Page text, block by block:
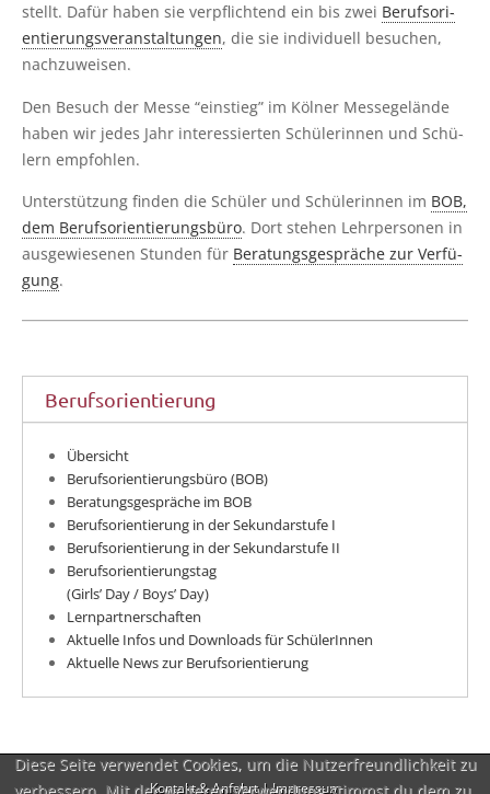
stellt. Dafür haben sie ver­pflich­tend ein bis zwei Berufs­ori­
en­tie­rungs­ver­an­stal­tun­gen, die sie indi­vi­du­ell besu­chen,
nachzuweisen.
Den Besuch der Mes­se “ein­stieg” im Köl­ner Mes­se­ge­län­de
haben wir jedes Jahr inter­es­sier­ten Schü­le­rin­nen und Schü­
lern empfohlen.
Unter­stüt­zung fin­den die Schü­ler und Schü­le­rin­nen im BOB,
dem Berufs­ori­en­tie­rungs­bü­ro. Dort ste­hen Lehr­per­so­nen in
aus­ge­wie­se­nen Stun­den für Bera­tungs­ge­sprä­che zur Ver­fü­
gung.
Berufsorientierung
Übersicht
Berufsorientierungsbüro (BOB)
Beratungsgespräche im BOB
Berufsorientierung in der Sekundarstufe I
Berufsorientierung in der Sekundarstufe II
Berufsorientierungstag
(Girls’ Day / Boys’ Day)
Lernpartnerschaften
Aktuelle Infos und Downloads für SchülerInnen
Aktuelle News zur Berufsorientierung
Kontakt & Anfahrt|Impressum
Diese Seite verwendet Cookies, um die Nutzerfreundlichkeit zu